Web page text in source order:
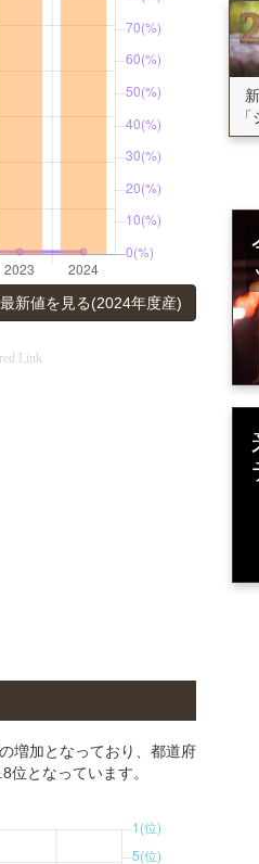
新値を見る(2024年度産)
Link
増加となっており、都道府
となっています。